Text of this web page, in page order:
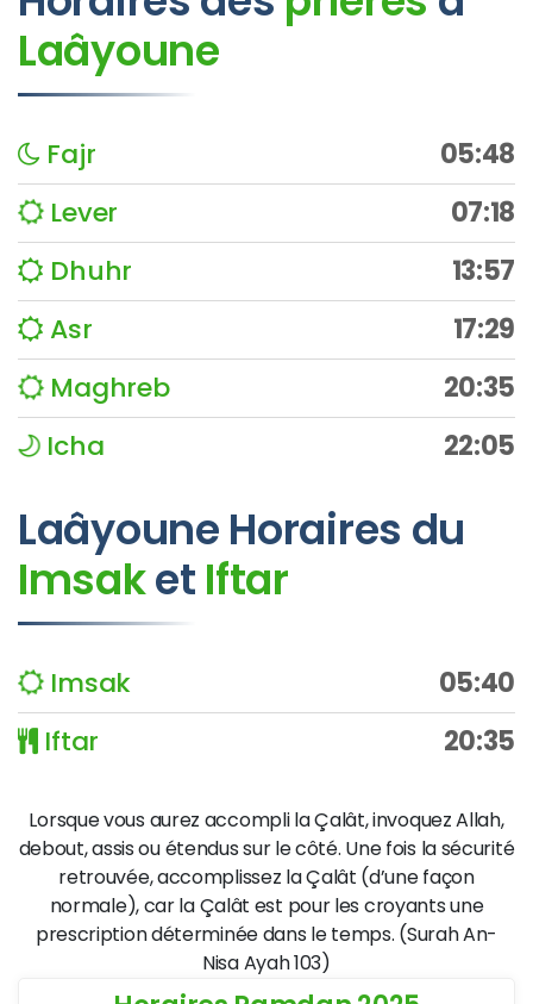
Laâyoune
Fajr
05:48
Lever
07:18
Dhuhr
13:57
Asr
17:29
Maghreb
20:35
Icha
22:05
Laâyoune Horaires du
Imsaket Iftar
Imsak
05:40
Iftar
20:35
Lorsque vous aurez accompli la Çalât, invoquez Allah,
debout, assis ou étendus sur le côté. Une fois la sécurité
retrouvée, accomplissez la Çalât (d’une façon
normale), car la Çalât est pour les croyants une
prescription déterminée dans le temps. (Surah An-
Nisa Ayah 103)